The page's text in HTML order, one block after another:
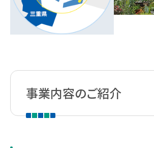
スギヤマ公式アプリ
スギヤマ公式アプリ：デジタル会員証
LINEで友だち登録！
事業内容のご紹介